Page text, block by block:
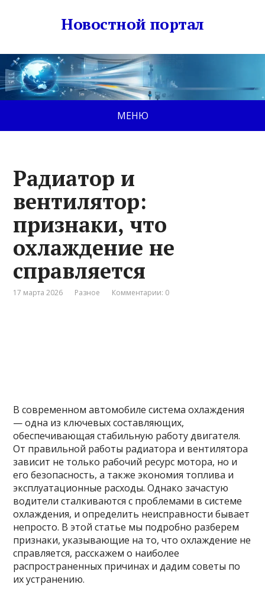
Новостной портал
МЕНЮ
Радиатор и
вентилятор:
признаки, что
охлаждение не
справляется
17 марта 2026 Разное Комментарии: 0
В современном автомобиле система охлаждения
— одна из ключевых составляющих,
обеспечивающая стабильную работу двигателя.
От правильной работы радиатора и вентилятора
зависит не только рабочий ресурс мотора, но и
его безопасность, а также экономия топлива и
эксплуатационные расходы. Однако зачастую
водители сталкиваются с проблемами в системе
охлаждения, и определить неисправности бывает
непросто. В этой статье мы подробно разберем
признаки, указывающие на то, что охлаждение не
справляется, расскажем о наиболее
распространенных причинах и дадим советы по
их устранению.